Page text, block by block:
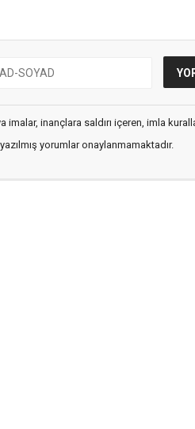
inançlara saldırı içeren, imla
yorumlar onaylanmamaktadır.